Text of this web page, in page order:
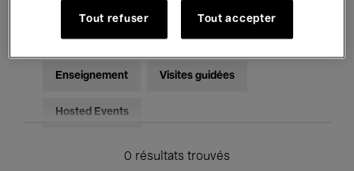
Pour tous Kids’ Palace
Enseignement Visites guidées
Hosted Events
0 résultats trouvés
Tout refuser Tout accepter